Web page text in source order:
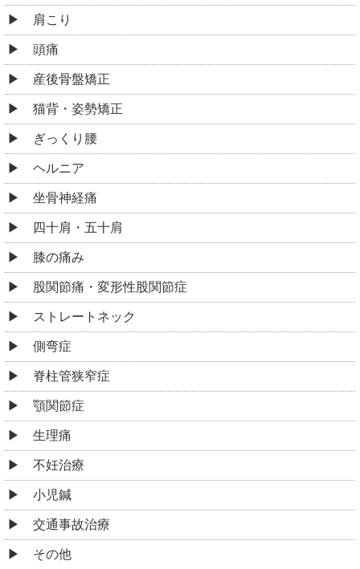
肩こり
頭痛
産後骨盤矯正
猫背・姿勢矯正
ぎっくり腰
ヘルニア
坐骨神経痛
四十肩・五十肩
膝の痛み
股関節痛・変形性股関節症
ストレートネック
側弯症
脊柱管狭窄症
顎関節症
生理痛
不妊治療
小児鍼
交通事故治療
その他